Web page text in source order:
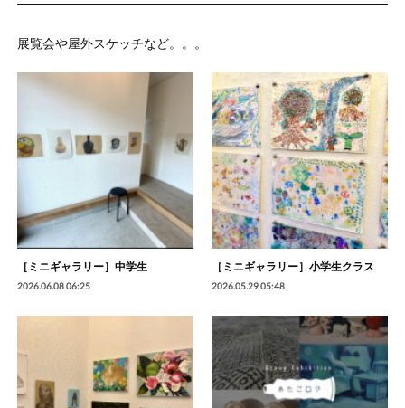
展覧会や屋外スケッチなど。。。
［ミニギャラリー］中学生
2026.06.08 06:25
［ミニギャラリー］小学生クラス
2026.05.29 05:48